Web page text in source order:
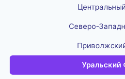
Северо-
Уральский